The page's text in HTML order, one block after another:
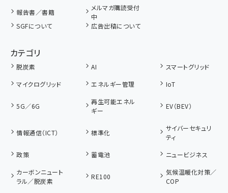
報告書／書籍
メルマガ購読受付
中
SGFについて
広告出稿について
カテゴリ
脱炭素 AI
スマートグリッド
マイクログリッド
エネルギー管理 IoT
5G／6G
再生可能エネル
ギー
EV（BEV）
情報通信（ICT） 標準化
サイバーセキュリ
ティ
政策
蓄電池
ニュービジネス
カーボンニュート
ラル／脱炭素
RE100
気候温暖化対策／
COP